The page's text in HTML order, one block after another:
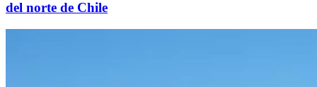
del norte de Chile